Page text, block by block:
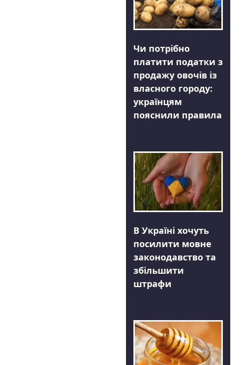
Чи потрібно
платити податки з
продажу овочів із
власного городу:
українцям
пояснили правила
В Україні хочуть
посилити мовне
законодавство та
збільшити
штрафи